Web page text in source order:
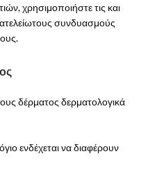
χρησιμοποιήστε τις και
συνδυασμούς
δέρματος δερματολογικά
ενδέχεται να διαφέρουν